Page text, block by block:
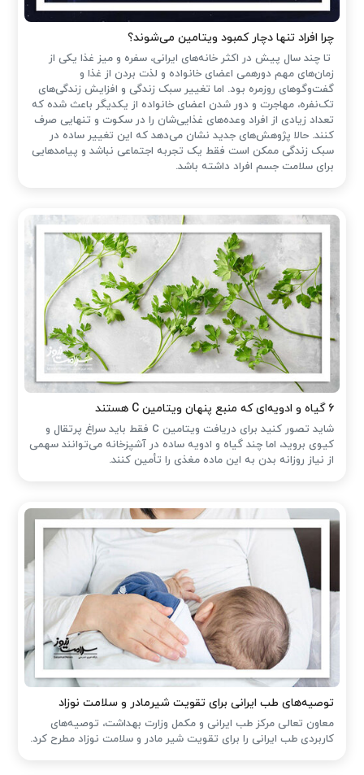
چرا افراد تنها دچار کمبود ویتامین می‌شوند؟
تا چند سال پیش در اکثر خانه‌های ایرانی، سفره و میز غذا یکی از
زمان‌های مهم دورهمی اعضای خانواده و لذت بردن از غذا و
گفت‌وگوهای روزمره بود. اما تغییر سبک زندگی و افزایش زندگی‌های
تک‌نفره، مهاجرت و دور شدن اعضای خانواده از یکدیگر باعث شده که
تعداد زیادی از افراد وعده‌های غذایی‌شان را در سکوت و تنهایی صرف
کنند. حالا پژوهش‌های جدید نشان می‌دهد که این تغییر ساده در
سبک زندگی ممکن است فقط یک تجربه اجتماعی نباشد و پیامدهایی
برای سلامت جسم افراد داشته باشد.
۶ گیاه و ادویه‌ای که منبع پنهان ویتامین C هستند
شاید تصور کنید برای دریافت ویتامین C فقط باید سراغ پرتقال و
کیوی بروید، اما چند گیاه و ادویه ساده در آشپزخانه می‌توانند سهمی
از نیاز روزانه بدن به این ماده مغذی را تأمین کنند.
توصیه‌های طب ایرانی برای تقویت شیرمادر و سلامت نوزاد
معاون تعالی مرکز طب ایرانی و مکمل وزارت بهداشت، توصیه‌های
کاربردی طب ایرانی را برای تقویت شیر مادر و سلامت نوزاد مطرح کرد.